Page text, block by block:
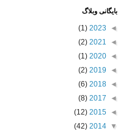
بايگانی وبلاگ
◄
2023
(1)
◄
2021
(2)
◄
2020
(1)
◄
2019
(2)
◄
2018
(6)
◄
2017
(8)
◄
2015
(12)
▼
2014
(42)